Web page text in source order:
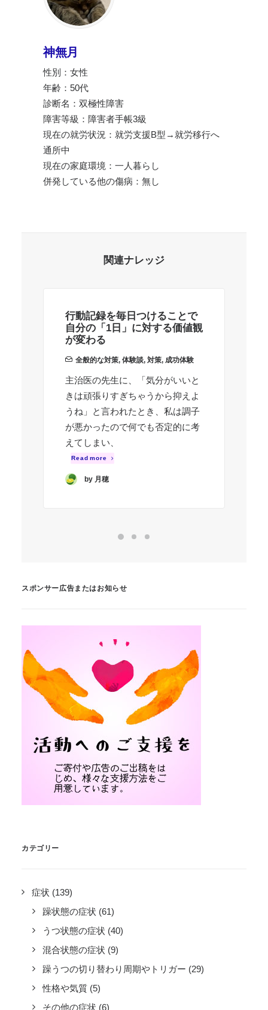
神無月
性別：女性
年齢：50代
診断名：双極性障害
障害等級：障害者手帳3級
現在の就労状況：就労支援B型→就労移行へ
通所中
現在の家庭環境：一人暮らし
併発している他の傷病：無し
関連ナレッジ
行動記録を毎日つけることで
自分の「1日」に対する価値観
が変わる
全般的な対策, 体験談, 対策, 成功体験
主治医の先生に、「気分がいいと
きは頑張りすぎちゃうから抑えよ
うね」と言われたとき、私は調子
が悪かったので何でも否定的に考
えてしまい、
Read more
by 月穂
スポンサー広告またはお知らせ
カテゴリー
症状 (139)
躁状態の症状 (61)
うつ状態の症状 (40)
混合状態の症状 (9)
躁うつの切り替わり周期やトリガー (29)
性格や気質 (5)
その他の症状 (6)